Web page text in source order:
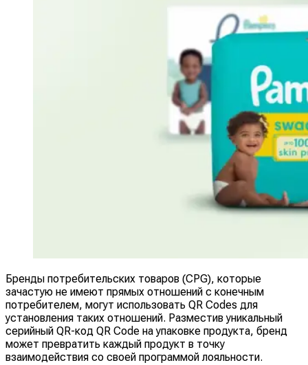
Бренды потребительских товаров (CPG), которые
зачастую не имеют прямых отношений с конечным
потребителем, могут использовать QR Codes для
установления таких отношений. Разместив уникальный
серийный QR-код QR Code на упаковке продукта, бренд
может превратить каждый продукт в точку
взаимодействия со своей программой лояльности.